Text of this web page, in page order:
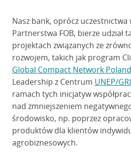
Nasz bank, oprócz
Partnerstwa FOB, bierze udział
projektach związanych ze
rozwojem, takich jak program
Global Compact Network Poland
Leadership z Centrum UNEP/
ramach tych inicjatyw
nad zmniejszeniem
środowisko, np. poprzez
produktów dla klientów
agrobiznesowych.